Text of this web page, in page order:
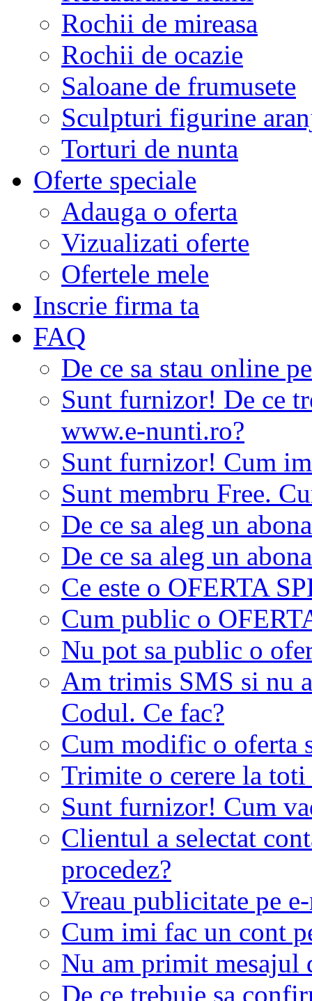
Rochii de mireasa
Rochii de ocazie
Saloane de frumusete
Sculpturi figurine
Torturi de nunta
Oferte speciale
Adauga o oferta
Vizualizati oferte
Ofertele mele
Inscrie firma ta
FAQ
De ce sa stau online
Sunt furnizor! De ce
www.e-nunti.ro?
Sunt furnizor! Cum
Sunt membru Free.
De ce sa aleg un
De ce sa aleg un
Ce este o OFERTA
Cum public o
Nu pot sa public o
Am trimis SMS si nu
Codul. Ce fac?
Cum modific o oferta
Trimite o cerere la
Sunt furnizor! Cum
Clientul a selectat
procedez?
Vreau publicitate pe
Cum imi fac un cont
Nu am primit mesajul
De ce trebuie sa